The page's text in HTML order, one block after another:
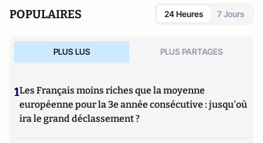
POPULAIRES 24 Heures 7 Jours
PLUS LUS PLUS PARTAGES
1Les Français moins riches que la moyenne
européenne pour la 3e année consécutive : jusqu'où
ira le grand déclassement ?